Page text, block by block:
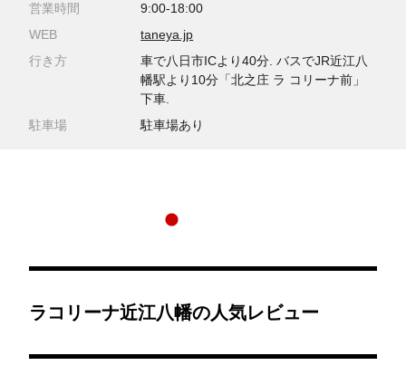
営業時間
9:00-18:00
WEB
taneya.jp
行き方
車で八日市ICより40分. バスでJR近江八
幡駅より10分「北之庄 ラ コリーナ前」
下車.
駐車場
駐車場あり
ラコリーナ近江八幡の人気レビュー